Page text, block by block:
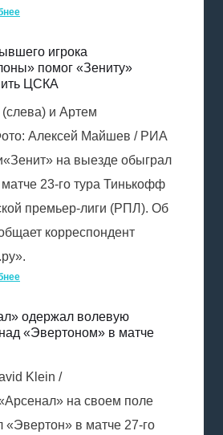
игрока
помог «Зениту»
ЦСКА
и Артем
Алексей Майшев / РИА
на выезде обыграл
23-го тура Тинькофф
премьер-лиги (РПЛ). Об
корреспондент
одержал волевую
«Эвертоном» в матче
Klein /
на своем поле
«Эвертон» в матче 27-го